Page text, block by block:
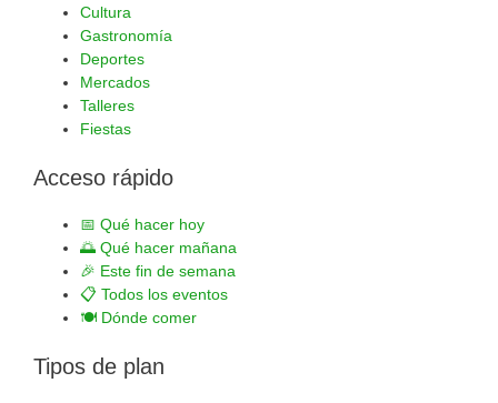
Cultura
Gastronomía
Deportes
Mercados
Talleres
Fiestas
Acceso rápido
📅 Qué hacer hoy
🌅 Qué hacer mañana
🎉 Este fin de semana
📋 Todos los eventos
🍽️ Dónde comer
Tipos de plan